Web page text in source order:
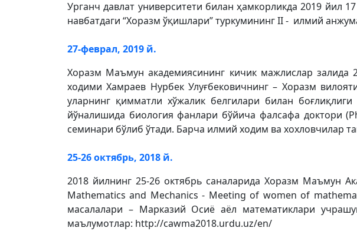
Урганч давлат университети билан ҳамкорликда 2019 йил
навбатдаги “Хоразм ўқишлари” туркумининг II - илмий
27-феврал, 2019 й.
Хоразм Маъмун академиясининг кичик мажлислар
ходими Хамраев Нурбек Улуғбековичнинг – Хоразм
уларнинг қимматли хўжалик белгилари билан
йўналишида биология фанлари бўйича фалсафа доктори
семинари бўлиб ўтади. Барча илмий ходим ва хохловчилар
25-26 октябрь, 2018 й.
2018 йилнинг 25-26 октябрь саналарида Хоразм Маъмун
Mathematics and Mechanics - Meeting of women of
масалалари – Марказий Осиё аёл математиклари
маълумотлар: http://cawma2018.urdu.uz/en/